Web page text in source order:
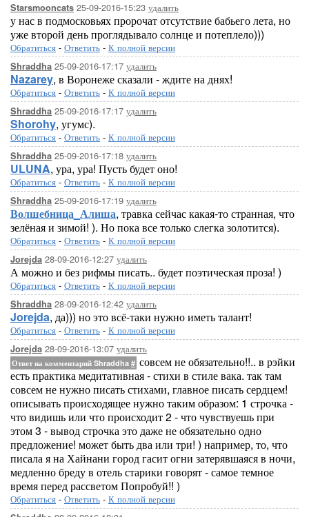
Starsmooncats 25-09-2016-15:23 удалить
у нас в подмосковьях пророчат отсутствие бабьего лета, но
уже второй день проглядывало солнце и потеплело)))
Обратиться - Ответить - К полной версии
Shraddha 25-09-2016-17:17 удалить
Nazarey, в Воронеже сказали - ждите на днях!
Обратиться - Ответить - К полной версии
Shraddha 25-09-2016-17:17 удалить
Shorohy, угумс).
Обратиться - Ответить - К полной версии
Shraddha 25-09-2016-17:18 удалить
ULUNA, ура, ура! Пусть будет оно!
Обратиться - Ответить - К полной версии
Shraddha 25-09-2016-17:19 удалить
Волшебница_Алиша, травка сейчас какая-то странная, что
зелёная и зимой! ). Но пока все только слегка золотится).
Обратиться - Ответить - К полной версии
Jorejda 28-09-2016-12:27 удалить
А можно и без рифмы писать.. будет поэтическая проза! )
Обратиться - Ответить - К полной версии
Shraddha 28-09-2016-12:42 удалить
Jorejda, да))) но это всё-таки нужно иметь талант!
Обратиться - Ответить - К полной версии
Jorejda 28-09-2016-13:07 удалить
Ответ на комментарий Shraddha # совсем не обязательно!!.. в рэйки
есть практика медитативная - стихи в стиле вака. так там
совсем не нужно писать стихами, главное писать сердцем!
описывать происходящее нужно таким образом: 1 строчка -
что видишь или что происходит 2 - что чувствуешь при
этом 3 - вывод строчка это даже не обязательно одно
предложение! может быть два или три! ) например, то, что
писала я на Хайнани город гасит огни затерявшаяся в ночи,
медленно бреду в отель старики говорят - самое темное
время перед рассветом Попробуй!! )
Обратиться - Ответить - К полной версии